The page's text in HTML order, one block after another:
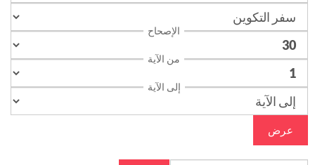
الإصحاح
من الآية
إلى الآية
عرض